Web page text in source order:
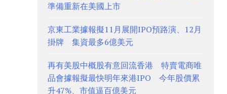
準備重新在美國上市
京東工業據報擬11月展開IPO預路演、12月
掛牌 集資最多6億美元
再有美股中概股有意回流香港 特賣電商唯
品會據報擬最快明年來港IPO 今年股價累
升47%、市值逼百億美元